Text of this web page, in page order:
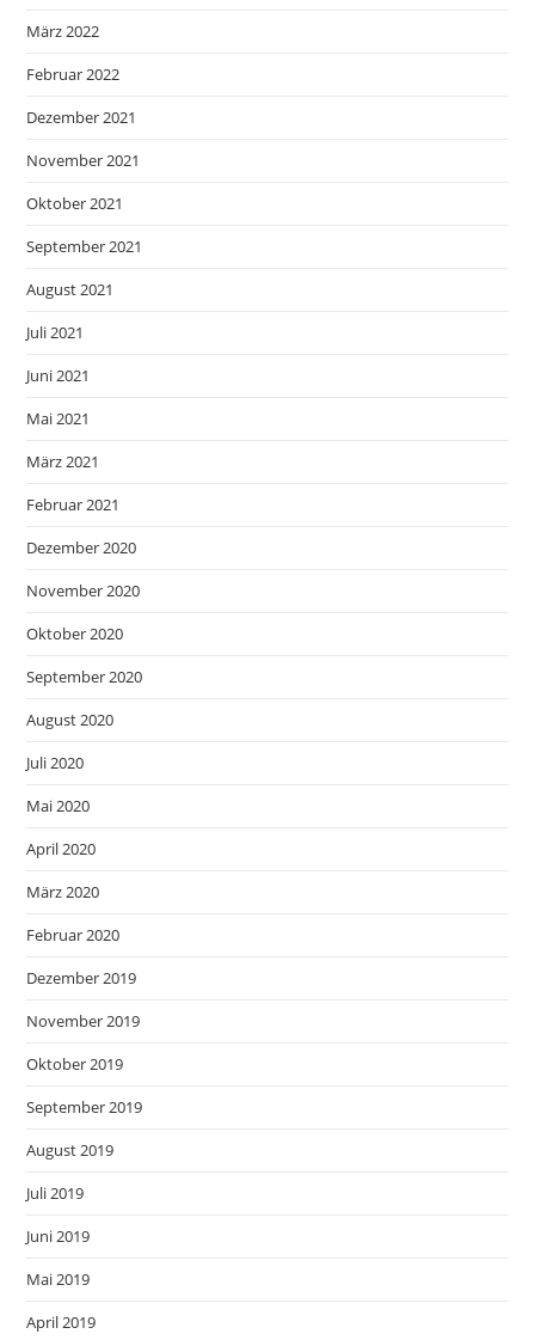
März 2022
Februar 2022
Dezember 2021
November 2021
Oktober 2021
September 2021
August 2021
Juli 2021
Juni 2021
Mai 2021
März 2021
Februar 2021
Dezember 2020
November 2020
Oktober 2020
September 2020
August 2020
Juli 2020
Mai 2020
April 2020
März 2020
Februar 2020
Dezember 2019
November 2019
Oktober 2019
September 2019
August 2019
Juli 2019
Juni 2019
Mai 2019
April 2019